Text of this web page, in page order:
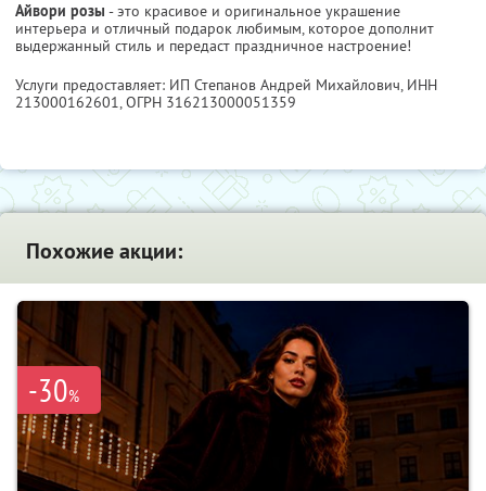
Айвори розы - это красивое и оригинальное украшение
интерьера и отличный подарок любимым, которое дополнит
выдержанный стиль и передаст праздничное настроение!
Услуги предоставляет: ИП Степанов Андрей Михайлович, ИНН
213000162601, ОГРН 316213000051359
Похожие акции:
-30%